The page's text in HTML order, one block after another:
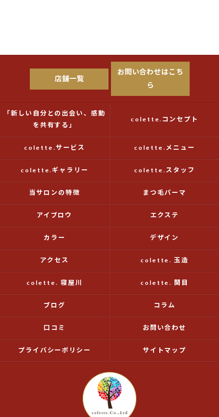
店舗一覧
お問い合わせはこち
ら
「新しい自分との出会い、感動
を共有する」
colette.コンセプト
colette.サービス colette.メニュー
colette.ギャラリー colette.スタッフ
当サロンの特徴 まつ毛パーマ
アイブロウ エクステ
カラー デザイン
アクセス colette. 玉造
colette. 寝屋川 colette. 関目
ブログ コラム
口コミ お問い合わせ
プライバシーポリシー サイトマップ